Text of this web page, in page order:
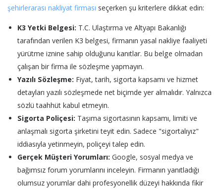
şehirlerarası nakliyat firması seçerken şu kriterlere dikkat edin:
K3 Yetki Belgesi: T.C. Ulaştırma ve Altyapı Bakanlığı
tarafından verilen K3 belgesi, firmanın yasal nakliye faaliyeti
yürütme iznine sahip olduğunu kanıtlar. Bu belge olmadan
çalışan bir firma ile sözleşme yapmayın.
Yazılı Sözleşme: Fiyat, tarih, sigorta kapsamı ve hizmet
detayları yazılı sözleşmede net biçimde yer almalıdır. Yalnızca
sözlü taahhüt kabul etmeyin.
Sigorta Poliçesi: Taşıma sigortasının kapsamı, limiti ve
anlaşmalı sigorta şirketini teyit edin. Sadece "sigortalıyız"
iddiasıyla yetinmeyin, poliçeyi talep edin.
Gerçek Müşteri Yorumları: Google, sosyal medya ve
bağımsız forum yorumlarını inceleyin. Firmanın yanıtladığı
olumsuz yorumlar dahi profesyonellik düzeyi hakkında fikir